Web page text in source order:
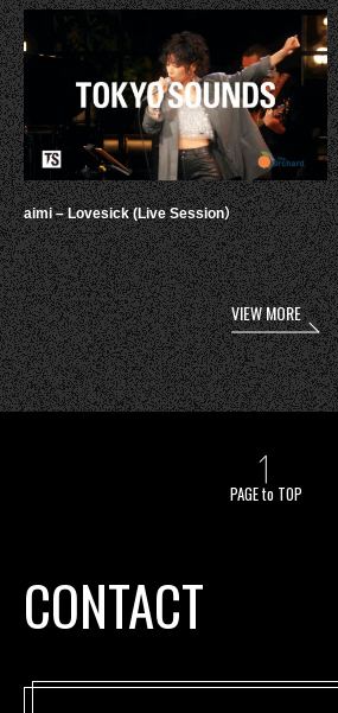
aimi – Lovesick (Live Session）
VIEW MORE
PAGE to TOP
CONTACT